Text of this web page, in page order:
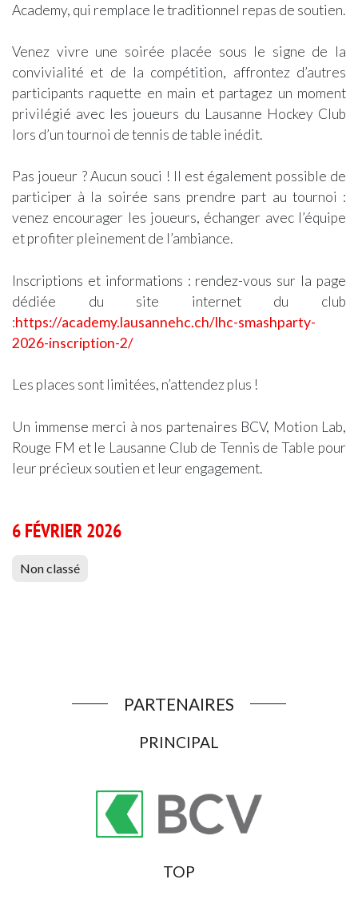
Academy, qui remplace le traditionnel repas de soutien.
Venez vivre une soirée placée sous le signe de la
convivialité et de la compétition, affrontez d’autres
participants raquette en main et partagez un moment
privilégié avec les joueurs du Lausanne Hockey Club
lors d’un tournoi de tennis de table inédit.
Pas joueur ? Aucun souci ! Il est également possible de
participer à la soirée sans prendre part au tournoi :
venez encourager les joueurs, échanger avec l’équipe
et profiter pleinement de l’ambiance.
Inscriptions et informations : rendez-vous sur la page
dédiée du site internet du club
:https://academy.lausannehc.ch/lhc-smashparty-
2026-inscription-2/
Les places sont limitées, n’attendez plus !
Un immense merci à nos partenaires BCV, Motion Lab,
Rouge FM et le Lausanne Club de Tennis de Table pour
leur précieux soutien et leur engagement.
6 FÉVRIER 2026
Non classé
PARTENAIRES
PRINCIPAL
TOP